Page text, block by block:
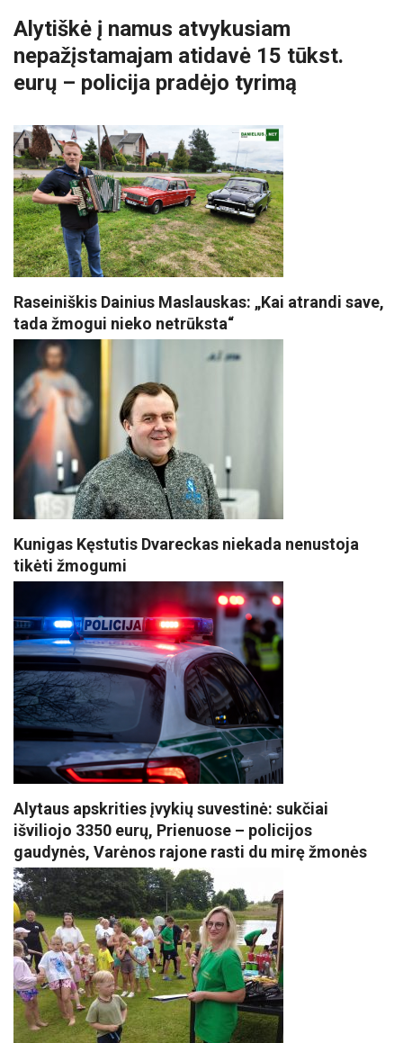
Alytiškė į namus atvykusiam
nepažįstamajam atidavė 15 tūkst.
eurų – policija pradėjo tyrimą
Raseiniškis Dainius Maslauskas: „Kai atrandi save,
tada žmogui nieko netrūksta“
Kunigas Kęstutis Dvareckas niekada nenustoja
tikėti žmogumi
Alytaus apskrities įvykių suvestinė: sukčiai
išviliojo 3350 eurų, Prienuose – policijos
gaudynės, Varėnos rajone rasti du mirę žmonės